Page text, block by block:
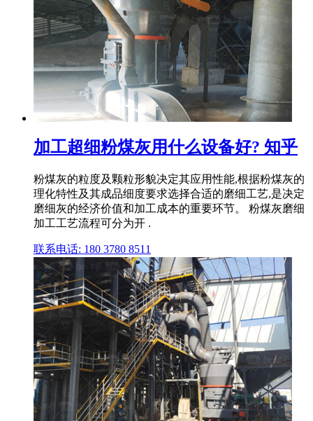
加工超细粉煤灰用什么设备好? 知乎
粉煤灰的粒度及颗粒形貌决定其应用性能,根据粉煤灰的
理化特性及其成品细度要求选择合适的磨细工艺,是决定
磨细灰的经济价值和加工成本的重要环节。 粉煤灰磨细
加工工艺流程可分为开 .
联系电话: 180 3780 8511